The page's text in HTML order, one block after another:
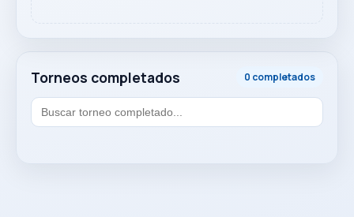
Torneos completados 0 completados